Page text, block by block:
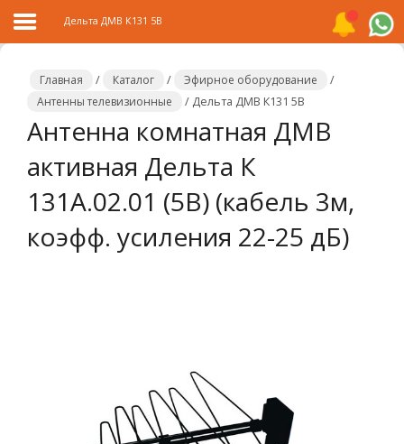
Главная
Каталог
Распродажа
О
Дельта ДМВ К131 5В
Главная / Каталог / Эфирное оборудование
/
Антенны телевизионные
/ Дельта ДМВ К131 5В
Антенна комнатная ДМВ
активная Дельта К
131А.02.01 (5B) (кабель 3м,
коэфф. усиления 22-25 дБ)